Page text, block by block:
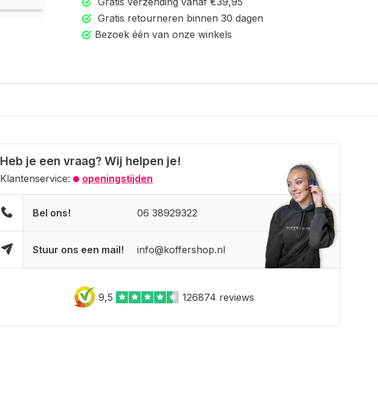
Gratis retourneren binnen 30 dagen
Bezoek één van onze winkels
Heb je een vraag? Wij helpen je!
Klantenservice: openingstijden
Bel ons! 06 38929322
Stuur ons een mail! info@koffershop.nl
9,5 126874 reviews